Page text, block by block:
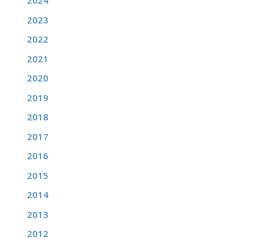
2023
2022
2021
2020
2019
2018
2017
2016
2015
2014
2013
2012